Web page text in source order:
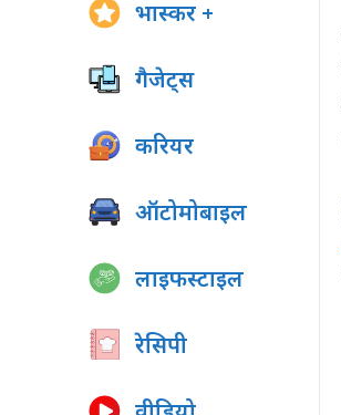
भास्कर +
गैजेट्स
करियर
ऑटोमोबाइल
लाइफस्टाइल
रेसिपी